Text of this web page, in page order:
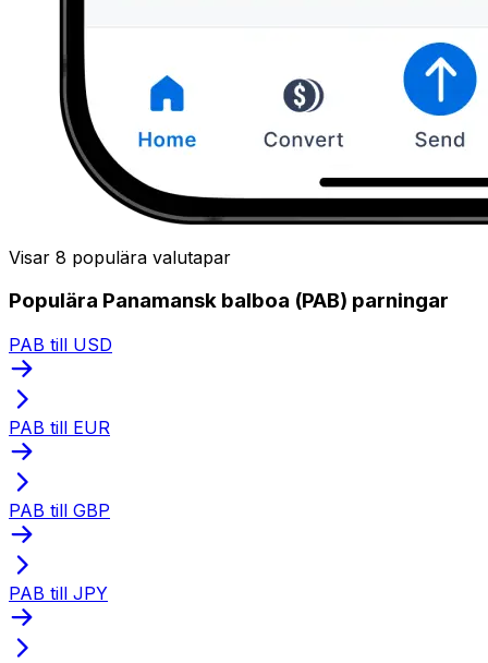
Visar 8 populära valutapar
Populära Panamansk balboa (PAB) parningar
PAB till USD
PAB till EUR
PAB till GBP
PAB till JPY